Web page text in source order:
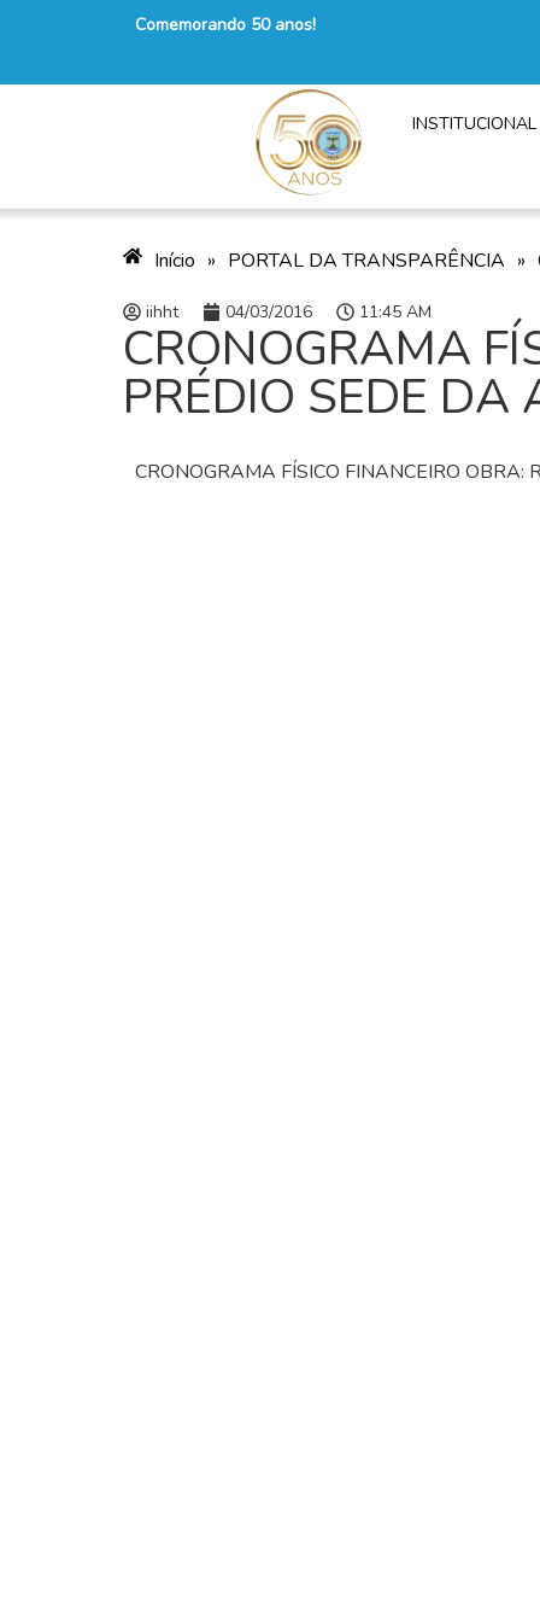
Comemorando 50 anos!
INSTITUCIONAL
Início » PORTAL DA TRANSPARÊNCIA »
iihht 04/03/2016 11:45 AM
CRONOGRAMA
PRÉDIO SEDE DA
CRONOGRAMA FÍSICO FINANCEIRO